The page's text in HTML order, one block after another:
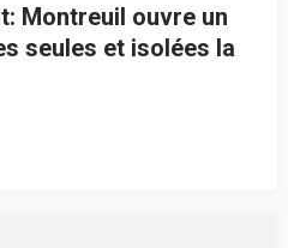
Montreuil ouvre un
seules et isolées la